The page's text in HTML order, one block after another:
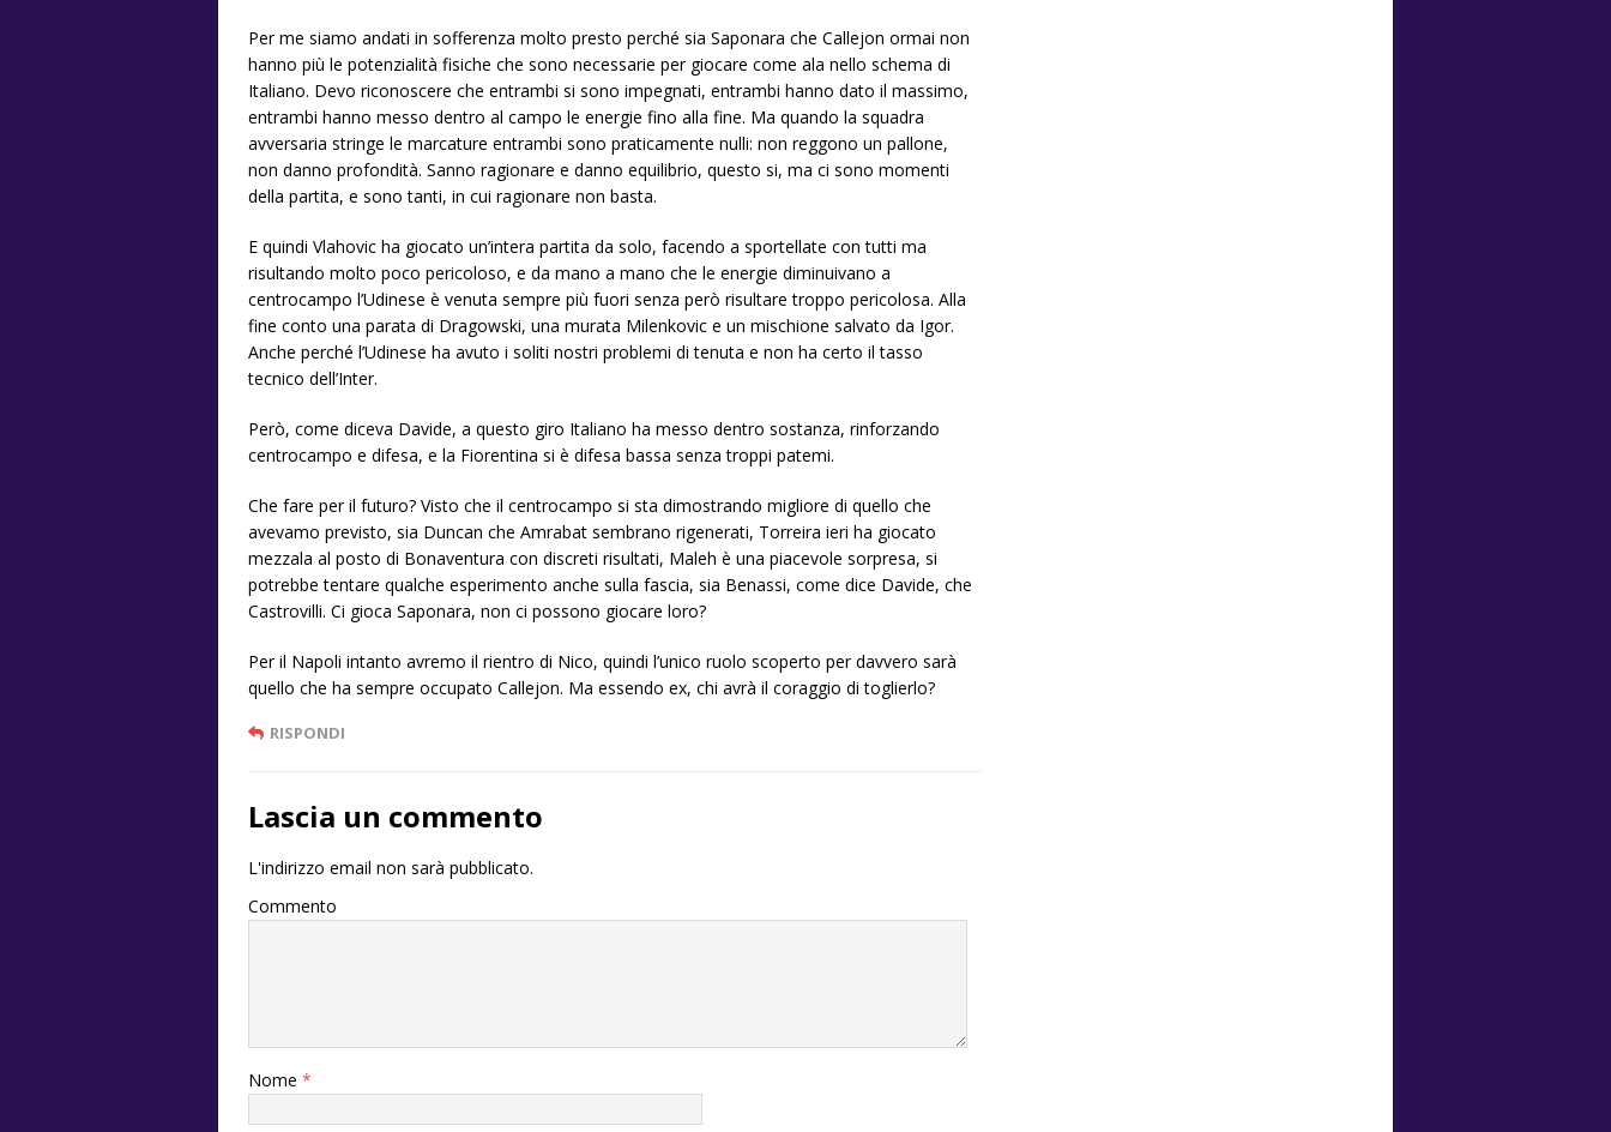
Per me siamo andati in sofferenza molto presto perché sia Saponara che Callejon ormai non
hanno più le potenzialità fisiche che sono necessarie per giocare come ala nello schema di
Italiano. Devo riconoscere che entrambi si sono impegnati, entrambi hanno dato il massimo,
entrambi hanno messo dentro al campo le energie fino alla fine. Ma quando la squadra
avversaria stringe le marcature entrambi sono praticamente nulli: non reggono un pallone,
non danno profondità. Sanno ragionare e danno equilibrio, questo si, ma ci sono momenti
della partita, e sono tanti, in cui ragionare non basta.
E quindi Vlahovic ha giocato un’intera partita da solo, facendo a sportellate con tutti ma
risultando molto poco pericoloso, e da mano a mano che le energie diminuivano a
centrocampo l’Udinese è venuta sempre più fuori senza però risultare troppo pericolosa. Alla
fine conto una parata di Dragowski, una murata Milenkovic e un mischione salvato da Igor.
Anche perché l’Udinese ha avuto i soliti nostri problemi di tenuta e non ha certo il tasso
tecnico dell’Inter.
Però, come diceva Davide, a questo giro Italiano ha messo dentro sostanza, rinforzando
centrocampo e difesa, e la Fiorentina si è difesa bassa senza troppi patemi.
Che fare per il futuro? Visto che il centrocampo si sta dimostrando migliore di quello che
avevamo previsto, sia Duncan che Amrabat sembrano rigenerati, Torreira ieri ha giocato
mezzala al posto di Bonaventura con discreti risultati, Maleh è una piacevole sorpresa, si
potrebbe tentare qualche esperimento anche sulla fascia, sia Benassi, come dice Davide, che
Castrovilli. Ci gioca Saponara, non ci possono giocare loro?
Per il Napoli intanto avremo il rientro di Nico, quindi l’unico ruolo scoperto per davvero sarà
quello che ha sempre occupato Callejon. Ma essendo ex, chi avrà il coraggio di toglierlo?
RISPONDI
Lascia un commento
L'indirizzo email non sarà pubblicato.
Commento
Nome *